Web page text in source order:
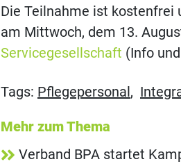
Die Teilnahme ist
am Mittwoch, dem 13.
Servicegesellschaft (Info
Tags: Pflegepersonal ,
Mehr zum Thema
Verband BPA startet